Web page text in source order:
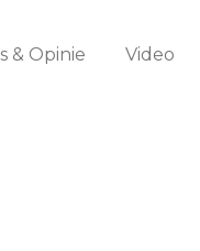
& Opinie Video